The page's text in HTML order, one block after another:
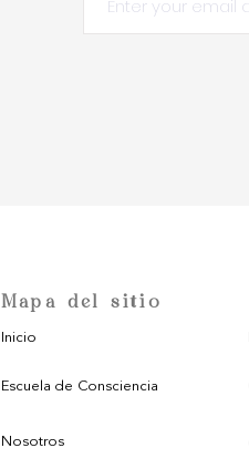
Mapa del sitio
Inicio
Escuela de Consciencia
Nosotros